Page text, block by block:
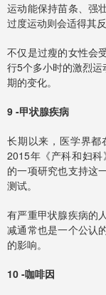
运动能保持苗条、强
过度运动则会适得其
不仅是过瘦的女性会
行5个多小时的激烈
期的变化。
9 -甲状腺疾病
长期以来，医学界都
2015年《产科和妇
的一项研究也支持这
测试。
有严重甲状腺疾病的
减通常也是一个公认
的影响。
10 -咖啡因